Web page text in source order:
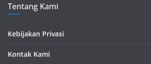
Tentang Kami
Kebijakan Privasi
Kontak Kami